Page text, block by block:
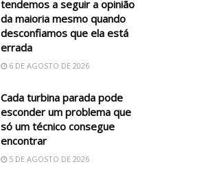
tendemos a seguir a opinião
da maioria mesmo quando
desconfiamos que ela está
errada
6 DE AGOSTO DE 2026
Cada turbina parada pode
esconder um problema que
só um técnico consegue
encontrar
5 DE AGOSTO DE 2026